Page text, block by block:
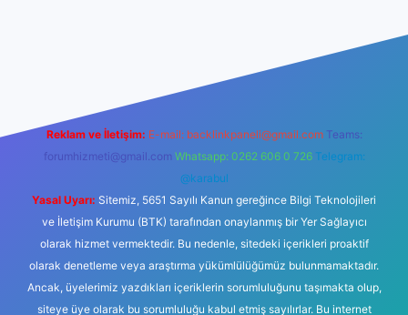
m elexbet
Reklam ve İletişim: E-mail: backlinkpaneli@gmail.com Teams:
forumhizmeti@gmail.com Whatsapp: 0262 606 0 726 Telegram:
@karabul
Yasal Uyarı: Sitemiz, 5651 Sayılı Kanun gereğince Bilgi Teknolojileri
ve İletişim Kurumu (BTK) tarafından onaylanmış bir Yer Sağlayıcı
olarak hizmet vermektedir. Bu nedenle, sitedeki içerikleri proaktif
olarak denetleme veya araştırma yükümlülüğümüz bulunmamaktadır.
Ancak, üyelerimiz yazdıkları içeriklerin sorumluluğunu taşımakta olup,
siteye üye olarak bu sorumluluğu kabul etmiş sayılırlar. Bu internet